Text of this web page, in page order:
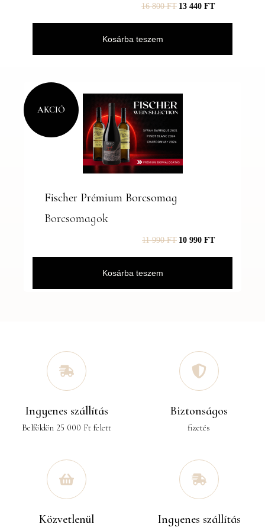
16 800FT 13 440 FT
Kosárba teszem
Fischer Prémium Borcsomag
Borcsomagok
11 990FT 10 990 FT
Kosárba teszem
AKCIÓ
Ingyenes szállítás
Belföldön 25 000 Ft felett
Biztonságos
fizetés
Közvetlenül Ingyenes szállítás